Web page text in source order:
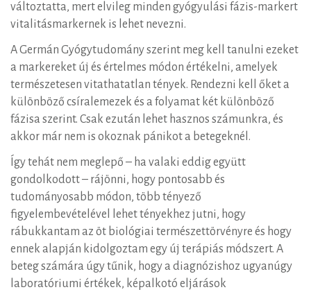
változtatta, mert elvileg minden gyógyulási fázis-markert
vitalitásmarkernek is lehet nevezni.
A Germán Gyógytudomány szerint meg kell tanulni ezeket
a markereket új és értelmes módon értékelni, amelyek
természetesen vitathatatlan tények. Rendezni kell őket a
különböző csíralemezek és a folyamat két különböző
fázisa szerint. Csak ezután lehet hasznos számunkra, és
akkor már nem is okoznak pánikot a betegeknél.
Így tehát nem meglepő – ha valaki eddig együtt
gondolkodott – rájönni, hogy pontosabb és
tudományosabb módon, több tényező
figyelembevételével lehet tényekhez jutni, hogy
rábukkantam az öt biológiai természettörvényre és hogy
ennek alapján kidolgoztam egy új terápiás módszert. A
beteg számára úgy tűnik, hogy a diagnózishoz ugyanúgy
laboratóriumi értékek, képalkotó eljárások